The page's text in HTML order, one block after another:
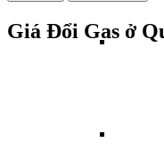
Giá Đổi Gas ở